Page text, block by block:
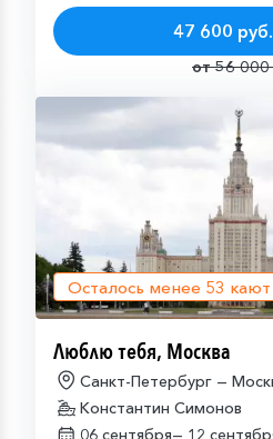
47 600
от 56 000
Осталось менее 53 кают
Люблю тебя, Москва
Санкт-Петербург —
Константин Симонов
06 сентября— 12